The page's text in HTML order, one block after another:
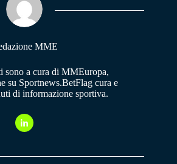
MME
sono a cura di MMEuropa,
su Sportnews.BetFlag cura e
di informazione sportiva.